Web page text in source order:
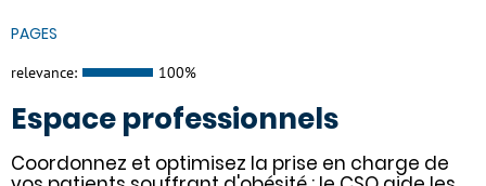
PAGES
relevance: 100%
Espace professionnels
Coordonnez et optimisez la prise en charge de